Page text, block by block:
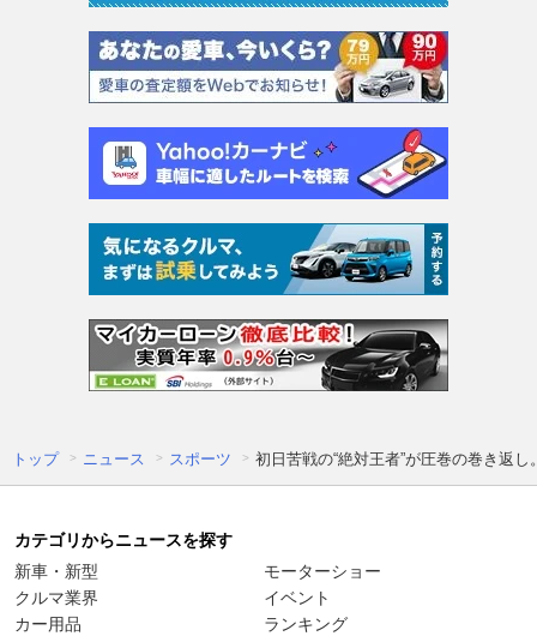
トップ ニュース スポーツ 初日苦戦の“絶対王者”が圧巻の巻き返
カテゴリからニュースを探す
新車・新型
クルマ業界
カー用品
モーターショー
イベント
ランキング